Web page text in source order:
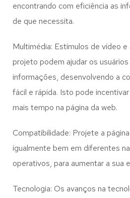
encontrando com eficiência as
de que necessita.
Multimédia: Estímulos de vídeo
projeto podem ajudar os
informações, desenvolvendo a
fácil e rápida. Isto pode
mais tempo na página da web.
Compatibilidade: Projete a
igualmente bem em diferentes
operativos, para aumentar a sua
Tecnologia: Os avanços na